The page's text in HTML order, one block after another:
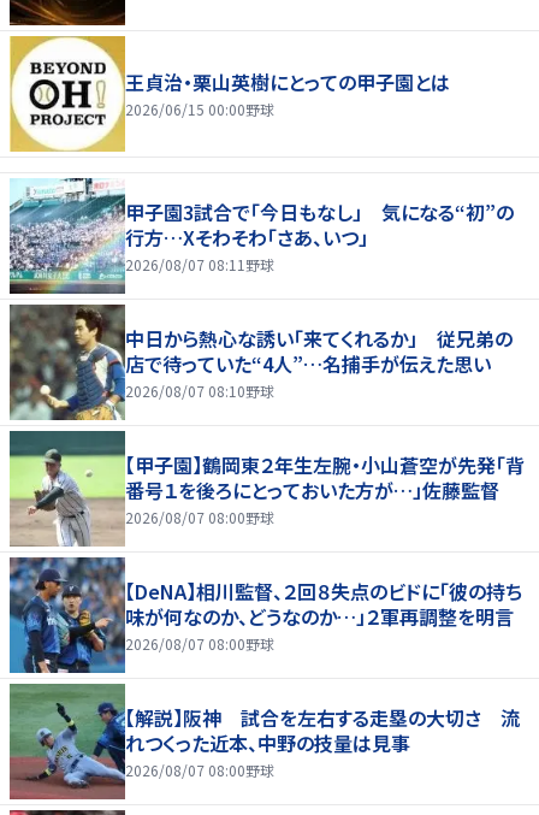
王貞治・栗山英樹にとっての甲子園とは
2026/06/15 00:00野球
甲子園3試合で「今日もなし」 気になる“初”の
行方…Xそわそわ「さあ、いつ」
2026/08/07 08:11 野球
中日から熱心な誘い「来てくれるか」 従兄弟の
店で待っていた“4人”…名捕手が伝えた思い
2026/08/07 08:10野球
【甲子園】鶴岡東２年生左腕・小山蒼空が先発「背
番号１を後ろにとっておいた方が…」佐藤監督
2026/08/07 08:00野球
【DeNA】相川監督、２回８失点のビドに「彼の持ち
味が何なのか、どうなのか…」２軍再調整を明言
2026/08/07 08:00野球
【解説】阪神 試合を左右する走塁の大切さ 流
れつくった近本、中野の技量は見事
2026/08/07 08:00野球